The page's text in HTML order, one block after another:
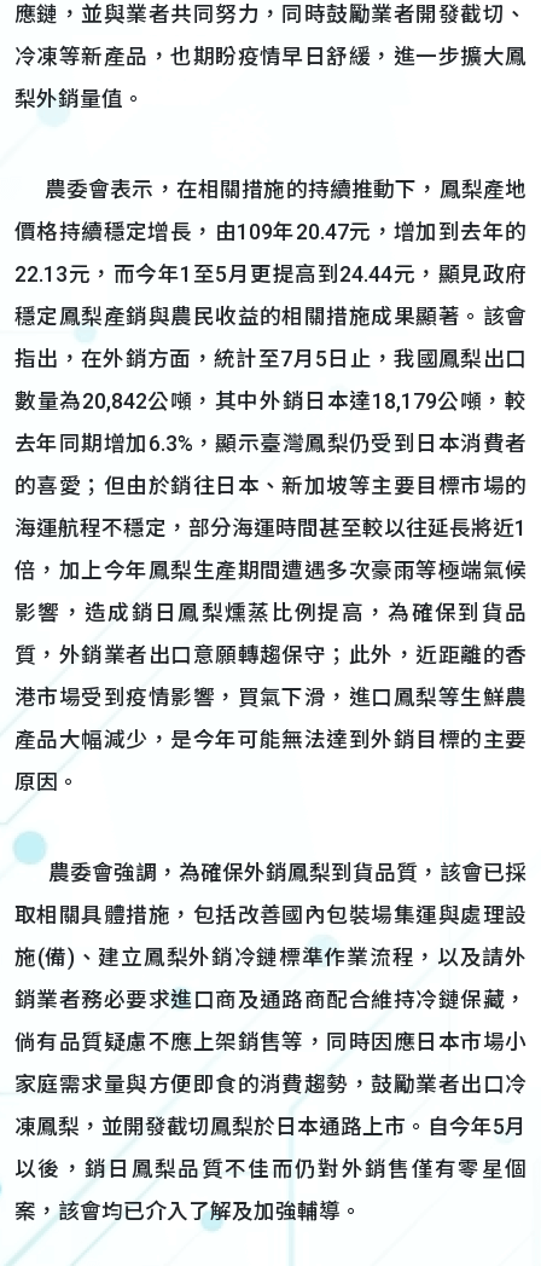
應鏈，並與業者共同努力，同時鼓勵業者開發截切、
冷凍等新產品，也期盼疫情早日舒緩，進一步擴大鳳
梨外銷量值。
農委會表示，在相關措施的持續推動下，鳳梨產地
價格持續穩定增長，由109年20.47元，增加到去年的
22.13元，而今年1至5月更提高到24.44元，顯見政府
穩定鳳梨產銷與農民收益的相關措施成果顯著。該會
指出，在外銷方面，統計至7月5日止，我國鳳梨出口
數量為20,842公噸，其中外銷日本達18,179公噸，較
去年同期增加6.3%，顯示臺灣鳳梨仍受到日本消費者
的喜愛；但由於銷往日本、新加坡等主要目標市場的
海運航程不穩定，部分海運時間甚至較以往延長將近1
倍，加上今年鳳梨生產期間遭遇多次豪雨等極端氣候
影響，造成銷日鳳梨燻蒸比例提高，為確保到貨品
質，外銷業者出口意願轉趨保守；此外，近距離的香
港市場受到疫情影響，買氣下滑，進口鳳梨等生鮮農
產品大幅減少，是今年可能無法達到外銷目標的主要
原因。
農委會強調，為確保外銷鳳梨到貨品質，該會已採
取相關具體措施，包括改善國內包裝場集運與處理設
施(備)、建立鳳梨外銷冷鏈標準作業流程，以及請外
銷業者務必要求進口商及通路商配合維持冷鏈保藏，
倘有品質疑慮不應上架銷售等，同時因應日本市場小
家庭需求量與方便即食的消費趨勢，鼓勵業者出口冷
凍鳳梨，並開發截切鳳梨於日本通路上市。自今年5月
以後，銷日鳳梨品質不佳而仍對外銷售僅有零星個
案，該會均已介入了解及加強輔導。